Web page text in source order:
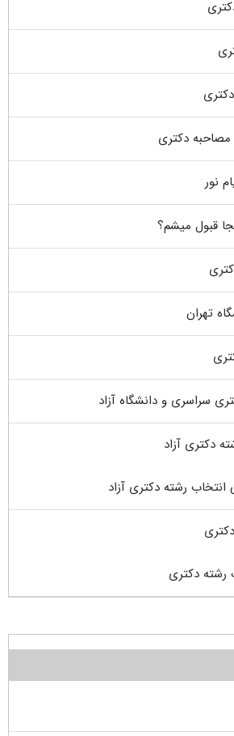
دکتری
نور
قبول میشم؟
تهران
سراسری و دانشگاه آزاد
دکتری آزاد
رشته دکتری آزاد
رشته دکتری